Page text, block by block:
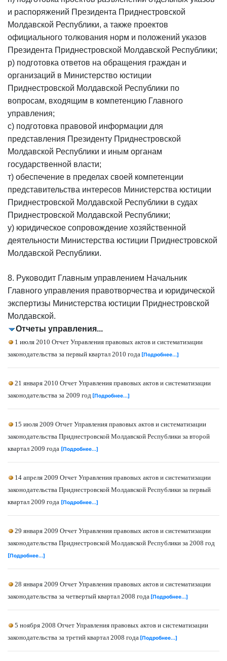
и распоряжений Президента Приднестровской
Молдавской Республики, а также проектов
официального толкования норм и положений указов
Президента Приднестровской Молдавской Республики;
р) подготовка ответов на обращения граждан и
организаций в Министерство юстиции
Приднестровской Молдавской Республики по
вопросам, входящим в компетенцию Главного
управления;
с) подготовка правовой информации для
представления Президенту Приднестровской
Молдавской Республики и иным органам
государственной власти;
т) обеспечение в пределах своей компетенции
представительства интересов Министерства юстиции
Приднестровской Молдавской Республики в судах
Приднестровской Молдавской Республики;
у) юридическое сопровождение хозяйственной
деятельности Министерства юстиции Приднестровской
Молдавской Республики.
8. Руководит Главным управлением Начальник
Главного управления правотворчества и юридической
экспертизы Министерства юстиции Приднестровской
Молдавской.
Отчеты управления...
1 июля 2010 Отчет Управления правовых актов и систематизации
законодательства за первый квартал 2010 года [Подробнее...]
21 января 2010 Отчет Управления правовых актов и систематизации
законодательства за 2009 год [Подробнее...]
15 июля 2009 Отчет Управления правовых актов и систематизации
законодательства Приднестровской Молдавской Республики за второй
квартал 2009 года [Подробнее...]
14 апреля 2009 Отчет Управления правовых актов и систематизации
законодательства Приднестровской Молдавской Республики за первый
квартал 2009 года [Подробнее...]
29 января 2009 Отчет Управления правовых актов и систематизации
законодательства Приднестровской Молдавской Республики за 2008 год
[Подробнее...]
28 января 2009 Отчет Управления правовых актов и систематизации
законодательства за четвертый квартал 2008 года [Подробнее...]
5 ноября 2008 Отчет Управления правовых актов и систематизации
законодательства за третий квартал 2008 года [Подробнее...]